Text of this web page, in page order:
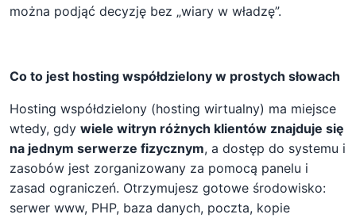
można podjąć decyzję bez „wiary w władzę”.
Co to jest hosting współdzielony w prostych słowach
Hosting współdzielony (hosting wirtualny) ma miejsce
wtedy, gdy wiele witryn różnych klientów znajduje się
na jednym serwerze fizycznym, a dostęp do systemu i
zasobów jest zorganizowany za pomocą panelu i
zasad ograniczeń. Otrzymujesz gotowe środowisko:
serwer www, PHP, baza danych, poczta, kopie